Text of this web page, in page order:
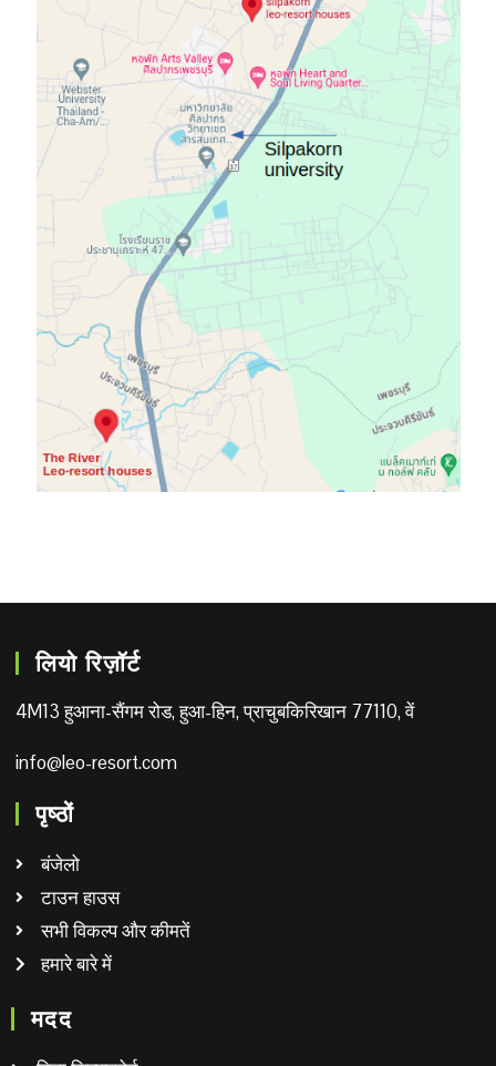
लियो रिज़ॉर्ट
4M13 हुआना-सैंगम रोड, हुआ-हिन, प्राचुबकिरिखान 77110, वें
info@leo-resort.com
पृष्ठों
बंजेलो
टाउन हाउस
सभी विकल्प और कीमतें
हमारे बारे में
मदद